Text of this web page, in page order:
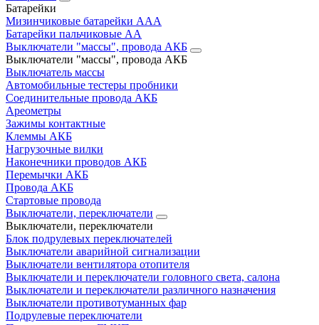
Батарейки
Мизинчиковые батарейки AAA
Батарейки пальчиковые АА
Выключатели "массы", провода АКБ
Выключатели "массы", провода АКБ
Выключатель массы
Автомобильные тестеры пробники
Соединительные провода АКБ
Ареометры
Зажимы контактные
Клеммы АКБ
Нагрузочные вилки
Наконечники проводов АКБ
Перемычки АКБ
Провода АКБ
Стартовые провода
Выключатели, переключатели
Выключатели, переключатели
Блок подрулевых переключателей
Выключатели аварийной сигнализации
Выключатели вентилятора отопителя
Выключатели и переключатели головного света, салона
Выключатели и переключатели различного назначения
Выключатели противотуманных фар
Подрулевые переключатели